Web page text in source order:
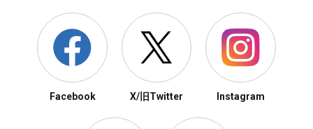
Facebook X/旧Twitter Instagram